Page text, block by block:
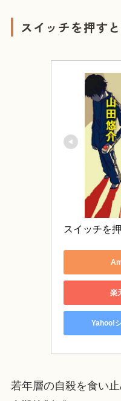
スイッチを押す
スイッチを
楽
Yahoo!
若年層の自殺を食い